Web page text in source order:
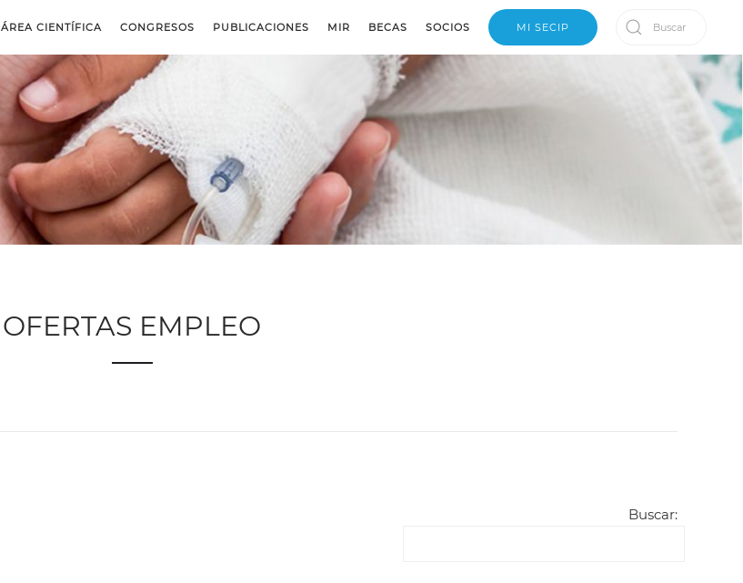
ÁREA CIENTÍFICA CONGRESOS PUBLICACIONES MIR BECAS SOCIOS MI SECIP
OFERTAS EMPLEO
Buscar: